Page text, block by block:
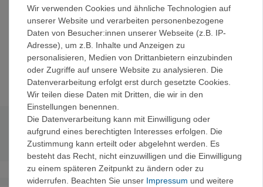
1 Rucksack Gr. 2
1 Wildwasserschürze Kajak
1 Steuervorrichtung
1 Rückenstützlehne
1 Bootsleine 5 m
1 Bootspflegemittel 1 Liter
Technische Daten
Wir verwenden Cookies und ähnliche Technologien auf
unserer Website und verarbeiten personenbezogene
Daten von Besucher:innen unserer Webseite (z.B. IP-
Adresse), um z.B. Inhalte und Anzeigen zu
personalisieren, Medien von Drittanbietern einzubinden
oder Zugriffe auf unsere Website zu analysieren. Die
Datenverarbeitung erfolgt erst durch gesetzte Cookies.
Wir teilen diese Daten mit Dritten, die wir in den
Einstellungen benennen.
Die Datenverarbeitung kann mit Einwilligung oder
aufgrund eines berechtigten Interesses erfolgen. Die
Zustimmung kann erteilt oder abgelehnt werden. Es
besteht das Recht, nicht einzuwilligen und die Einwilligung
zu einem späteren Zeitpunkt zu ändern oder zu
widerrufen. Beachten Sie unser Impressum und weitere